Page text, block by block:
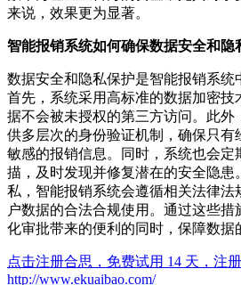
来说，效果更为显著。
智能报销系统如何确保数据安全和隐
数据安全和隐私保护是智能报销系统
首先，系统采用高标准的数据加密技
据不会被未授权的第三方访问。此外
供多层次的身份验证机制，确保只有
敏感的报销信息。同时，系统也会定
描，及时发现并修复潜在的安全隐患
私，智能报销系统会遵循相关法律法
户数据的合法合规使用。通过这些
化审批带来的便利的同时，保障数据
点击注册合思，免费试用 14 天，注册
http://www.ekuaibao.com/